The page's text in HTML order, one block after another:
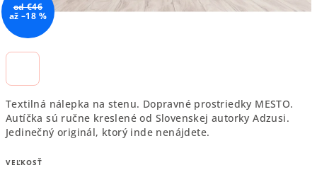
Textilná nálepka na stenu. Dopravné prostriedky MESTO.
Autíčka sú ručne kreslené od Slovenskej autorky Adzusi.
Jedinečný originál, ktorý inde nenájdete.
VEĽKOSŤ
od €46
až –18 %